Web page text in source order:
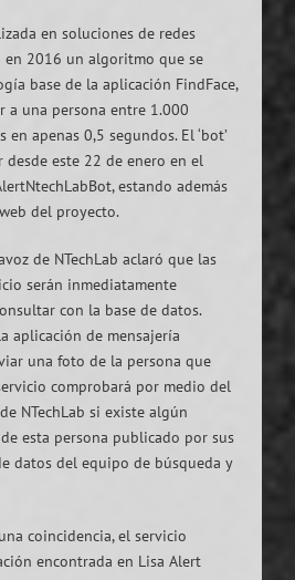
en soluciones de redes
en 2016 un algoritmo que se
base de la aplicación FindFace,
a una persona entre 1.000
apenas 0,5 segundos. El ‘bot’
desde este 22 de enero en el
estando además
del proyecto.
de NTechLab aclaró que las
serán inmediatamente
con la base de datos.
aplicación de mensajería
una foto de la persona que
comprobará por medio del
NTechLab si existe algún
esta persona publicado por sus
datos del equipo de búsqueda y
coincidencia, el servicio
encontrada en Lisa Alert